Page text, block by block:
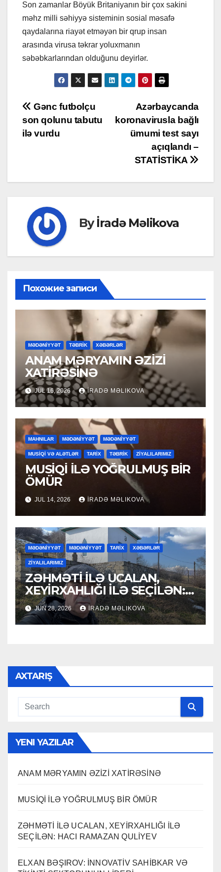
Son zamanlar Böyük Britaniyanın bir çox sakini
məhz milli səhiyyə sisteminin sosial məsafə
qaydalarına riayət etməyən bir qrup insan
arasında virusa təkrar yoluxmanın
səbəbkarlarından olduğunu deyirlər.
Post
navigation
Azərbaycanda
koronavirusla bağlı
ümumi test sayı
açıqlandı –
STATİSTİKA
Gənc futbolçu
son qolunu tabutu
ilə vurdu
Byİradə Məlikova
Похожие записи
MƏDƏNİYYƏT TƏBRİK XƏBƏRLƏR
ANAM MƏRYAMIN ƏZİZİ
XATİRƏSİNƏ
JUL 16, 2026 İRADƏ MƏLIKOVA
MAHNILAR MƏDƏNİYYƏT MƏDƏNİYYƏT
MUSİQİ VƏ ALƏTLƏR TARİX TƏBRİK ZİYALILARIMIZ
MUSİQİ İLƏ YOĞRULMUŞ BİR
ÖMÜR
JUL 14, 2026 İRADƏ MƏLIKOVA
MƏDƏNİYYƏT MƏDƏNİYYƏT TARİX XƏBƏRLƏR
ZİYALILARIMIZ
ZƏHMƏTİ İLƏ UCALAN,
XEYİRXAHLIĞI İLƏ SEÇİLƏN:
HACI RAMAZAN QULİYEV
JUN 28, 2026 İRADƏ MƏLIKOVA
AXTARIŞ
YENI YAZILAR
ANAM MƏRYAMIN ƏZİZİ XATİRƏSİNƏ
MUSİQİ İLƏ YOĞRULMUŞ BİR ÖMÜR
ZƏHMƏTİ İLƏ UCALAN, XEYİRXAHLIĞI İLƏ
SEÇİLƏN: HACI RAMAZAN QULİYEV
ELXAN BƏŞIROV: İNNOVATİV SAHİBKAR VƏ